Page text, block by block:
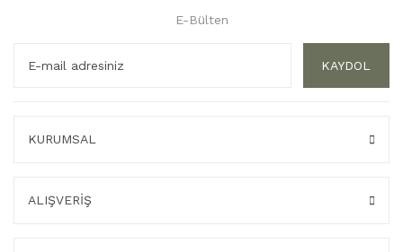
E-Bülten
KAYDOL
KURUMSAL
ALIŞVERİŞ